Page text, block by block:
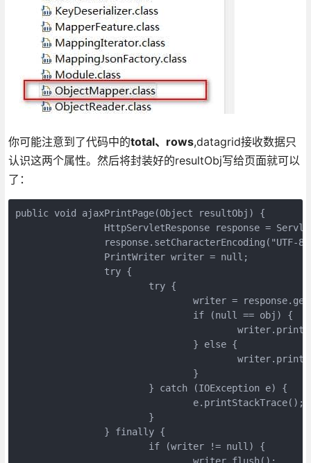
你可能注意到了代码中的total、rows,datagrid接收数据只
认识这两个属性。然后将封装好的resultObj写给页面就可以
了：
public void ajaxPrintPage(Object resultObj) {